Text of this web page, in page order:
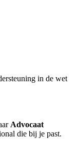
in de wet
Advocaat
die bij je past.